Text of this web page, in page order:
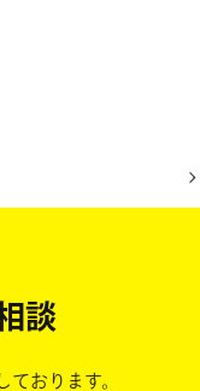
談
おります。